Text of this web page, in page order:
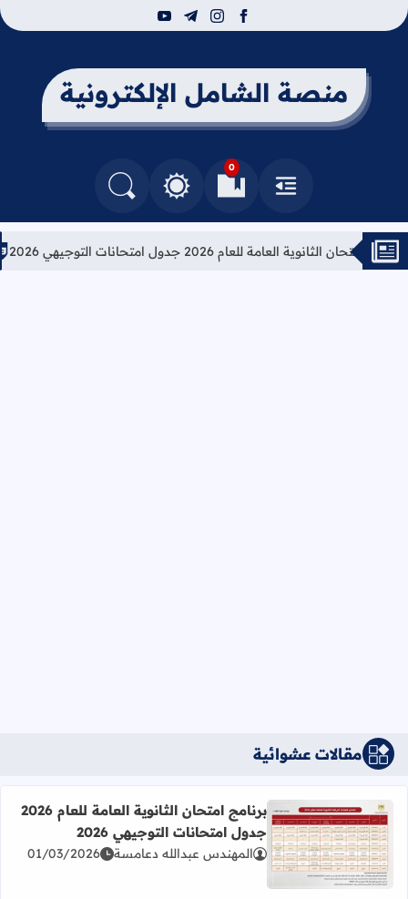
facebook
instagram
telegram
youtube
منصة الشامل الإلكترونية
القائمة
0
العلامات المرجعيةالتغيير بين الوضع النهاري والداكن
البحث في المدونة
الثانوية العامة للعام 2026 جدول امتحانات التوجيهي 2026
مقالات عشوائية
اقرأ المزيد عن برنامج امتحان الثانوية العامة للعام 2026 جدول امتحانات التوجيهي 2026
برنامج امتحان الثانوية العامة للعام 2026
جدول امتحانات التوجيهي 2026
المهندس عبدالله دعامسة 01/03/2026